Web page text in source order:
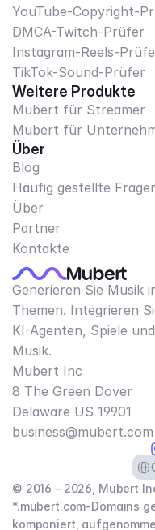
YouTube-Copyright-
DMCA-Twitch-Prüfer
Instagram-Reels-
TikTok-Sound-Prüfer
Weitere Produkte
Mubert für Streamer
Mubert für
Über
Blog
Häufig gestellte
Über
Partner
Kontakte
Generieren Sie Musik
Themen. Integrieren
KI-Agenten, Spiele
Musik.
Mubert Inc
8 The Green Dover
Delaware US 19901​
business@mubert.com
© 2016 – 2026, Mubert
*.mubert.com-Domains
komponiert,